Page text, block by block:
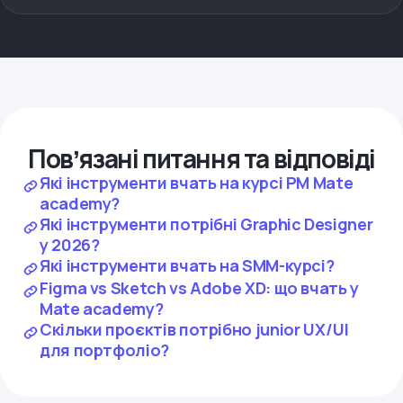
Повʼязані питання та відповіді
Які інструменти вчать на курсі PM Mate
academy?
Які інструменти потрібні Graphic Designer
у 2026?
Які інструменти вчать на SMM-курсі?
Figma vs Sketch vs Adobe XD: що вчать у
Mate academy?
Скільки проєктів потрібно junior UX/UI
для портфоліо?